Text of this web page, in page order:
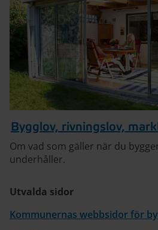
Bygglov, rivningslov,
Om vad som gäller när du
underhåller.
Utvalda sidor
Kommunernas webbsidor för